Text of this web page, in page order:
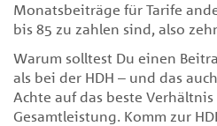
Monatsbeiträge für Tarife
bis 85 zu zahlen sind, also
Warum solltest Du einen
als bei der HDH – und das
Achte auf das beste
Gesamtleistung. Komm zur